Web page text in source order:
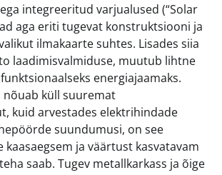
integreeritud varjualused (“Solar
aga eriti tugevat konstruktsiooni ja
ilmakaarte suhtes. Lisades siia
laadimisvalmiduse, muutub lihtne
energiajaamaks.
nõuab küll suuremat
kuid arvestades elektrihindade
suundumusi, on see
kaasaegsem ja väärtust kasvatavam
saab. Tugev metallkarkass ja õige